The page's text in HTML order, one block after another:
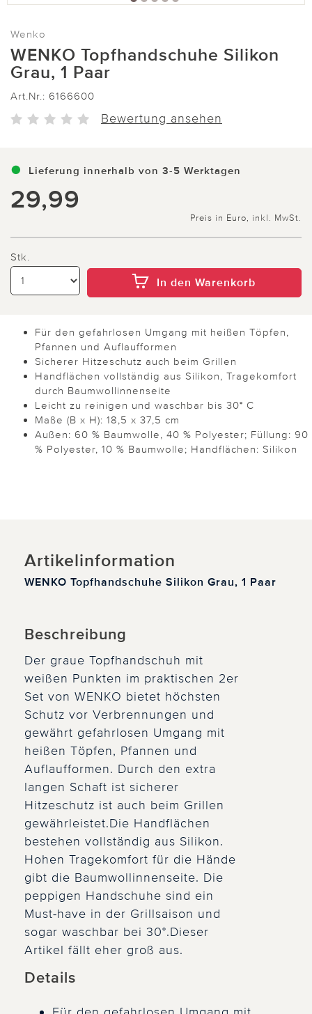
Wenko
WENKO Topfhandschuhe Silikon
Grau, 1 Paar
Art.Nr.: 6166600
Bewertung ansehen
Lieferung innerhalb von 3-5 Werktagen
29,99
Preis in Euro, inkl. MwSt.
Stk.
In den Warenkorb
Für den gefahrlosen Umgang mit heißen Töpfen,
Pfannen und Auflaufformen
Sicherer Hitzeschutz auch beim Grillen
Handflächen vollständig aus Silikon, Tragekomfort
durch Baumwollinnenseite
Leicht zu reinigen und waschbar bis 30° C
Maße (B x H): 18,5 x 37,5 cm
Außen: 60 % Baumwolle, 40 % Polyester; Füllung: 90
% Polyester, 10 % Baumwolle; Handflächen: Silikon
Artikelinformation
WENKO Topfhandschuhe Silikon Grau, 1 Paar
Beschreibung
Der graue Topfhandschuh mit
weißen Punkten im praktischen 2er
Set von WENKO bietet höchsten
Schutz vor Verbrennungen und
gewährt gefahrlosen Umgang mit
heißen Töpfen, Pfannen und
Auflaufformen. Durch den extra
langen Schaft ist sicherer
Hitzeschutz ist auch beim Grillen
gewährleistet.Die Handflächen
bestehen vollständig aus Silikon.
Hohen Tragekomfort für die Hände
gibt die Baumwollinnenseite. Die
peppigen Handschuhe sind ein
Must-have in der Grillsaison und
sogar waschbar bei 30°.Dieser
Artikel fällt eher groß aus.
Details